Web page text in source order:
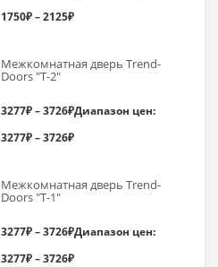
1750₽ – 2125₽
Межкомнатная дверь Trend-
Doоrs "Т-2"
3277₽–3726₽Диапазон цен:
3277₽ – 3726₽
Межкомнатная дверь Trend-
Doоrs "Т-1"
3277₽–3726₽Диапазон цен:
3277₽ – 3726₽